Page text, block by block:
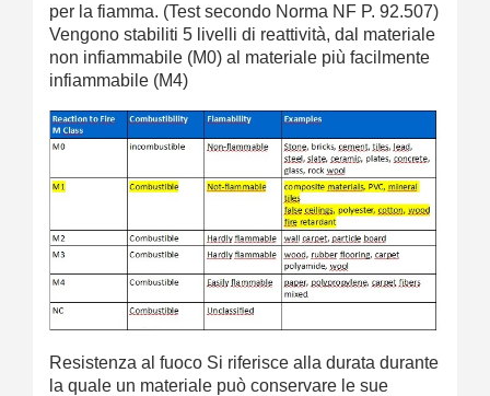
per la fiamma. (Test secondo Norma NF P. 92.507)
Vengono stabiliti 5 livelli di reattività, dal materiale
non infiammabile (M0) al materiale più facilmente
infiammabile (M4)
Resistenza al fuoco Si riferisce alla durata durante
la quale un materiale può conservare le sue